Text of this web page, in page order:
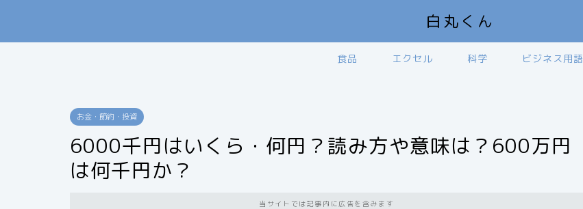
白丸くん
食品 エクセル 科学 ビジネス用語
お金・節約・投資
6000千円はいくら・何円？読み方や意味は？600万円
は何千円か？
当サイトでは記事内に広告を含みます